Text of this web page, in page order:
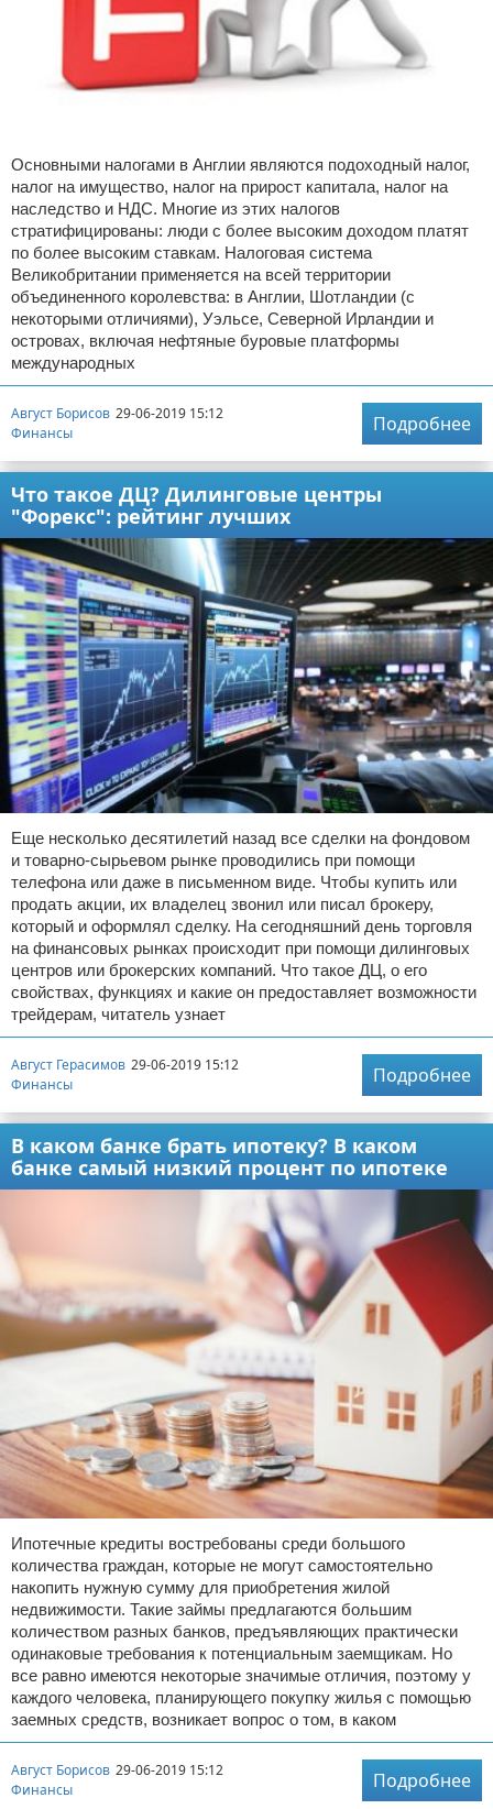
Основными налогами в Англии являются подоходный налог,
налог на имущество, налог на прирост капитала, налог на
наследство и НДС. Многие из этих налогов
стратифицированы: люди с более высоким доходом платят
по более высоким ставкам. Налоговая система
Великобритании применяется на всей территории
объединенного королевства: в Англии, Шотландии (с
некоторыми отличиями), Уэльсе, Северной Ирландии и
островах, включая нефтяные буровые платформы
международных
Август Борисов 29-06-2019 15:12
Финансы
Подробнее
Что такое ДЦ? Дилинговые центры
"Форекс": рейтинг лучших
Еще несколько десятилетий назад все сделки на фондовом
и товарно-сырьевом рынке проводились при помощи
телефона или даже в письменном виде. Чтобы купить или
продать акции, их владелец звонил или писал брокеру,
который и оформлял сделку. На сегодняшний день торговля
на финансовых рынках происходит при помощи дилинговых
центров или брокерских компаний. Что такое ДЦ, о его
свойствах, функциях и какие он предоставляет возможности
трейдерам, читатель узнает
Август Герасимов 29-06-2019 15:12
Финансы
Подробнее
В каком банке брать ипотеку? В каком
банке самый низкий процент по ипотеке
Ипотечные кредиты востребованы среди большого
количества граждан, которые не могут самостоятельно
накопить нужную сумму для приобретения жилой
недвижимости. Такие займы предлагаются большим
количеством разных банков, предъявляющих практически
одинаковые требования к потенциальным заемщикам. Но
все равно имеются некоторые значимые отличия, поэтому у
каждого человека, планирующего покупку жилья с помощью
заемных средств, возникает вопрос о том, в каком
Август Борисов 29-06-2019 15:12
Финансы
Подробнее